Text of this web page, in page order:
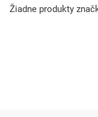
Žiadne produkty